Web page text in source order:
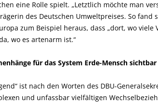
eine Rolle spielt. „Letztlich möchte man
des Deutschen Umweltpreises. So
zum Beispiel heraus, dass „dort, wo
wo es artenarm ist.“
für das System Erde-Mensch sichtbar
ist nach den Worten des DBU-
und unfassbar vielfältigen